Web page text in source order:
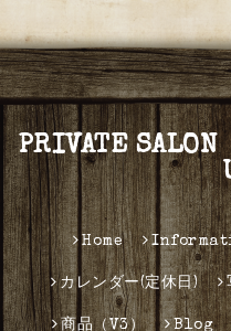
PRIVATE
Home
カレンダー(定休日)
商品（V3） Blog